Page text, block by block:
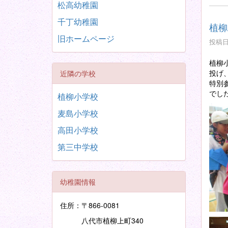
植
投稿
植柳
投げ
特別
でし
松高幼稚園
千丁幼稚園
旧ホームページ
近隣の学校
植柳小学校
麦島小学校
高田小学校
第三中学校
幼稚園情報
住所：〒866-0081
八代市植柳上町340